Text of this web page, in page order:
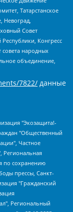
Татарстанское
Невоград,
Совет
Конгресс
народных
объединение,
7822/ данные
"Данное сообщение", Общество с ограниченной ответственностью Издательский дом "Новая глава", Айнбиндер Александра Александровна, Московский комьюнити-центр для ЛГБТ+инициатив, Благотворительный фонд развития филантропии, Deutsche Welle (Германия, Kurt-Schumacher-Strasse 3, 53113 Bonn), Борзунова Мария Михайловна, Воробьев Виктор Викторович, Голубева Анна Львовна, Константинова Алла Михайловна, Малкова Ирина Владимировна, Мурадов Мурад Абдулгалимович, Осетинская Елизавета Николаевна, Понасенков Евгений Николаевич, Ганапольский Матвей Юрьевич, Киселев Евгений Алексеевич, Борухович Ирина Григорьевна, Дремин Иван Тимофеевич, Дубровский Дмитрий Викторович, Красноярская региональная общественная организация поддержки и развития альтернативных образовательных технологий и межкультурных коммуникаций "ИНТЕРРА", Маяковская Екатерина Алексеевна, Фейгин Марк Захарович, Филимонов Андрей Викторович, Дзугкоева Регина Николаевна, Доброхотов Роман Александрович, Дудь Юрий Александрович, Елкин Сергей Владимирович, Кругликов Кирилл Игоревич, Сабунаева Мария Леонидовна, Семенов Алексей Владимирович, Шаинян Карен Багратович, Шульман Екатерина Михайловна, Асафьев Артур Валерьевич, Вахштайн Виктор Семенович, Венедиктов Алексей Алексеевич, Лушникова Екатерина Евгеньевна, Волков Леонид Михайлович, Невзоров Александр Глебович, Пархоменко Сергей Борисович, Сироткин Ярослав Николаевич, Кара-Мурза Владимир Владимирович, Баранова Наталья Владимировна, Гозман Леонид Яковлевич, Кагарлицкий Борис Юльевич, Климарев Михаил Валерьевич, Милов Владимир Станиславович, Автономная некоммерческая организация Краснодарский центр современного искусства "Типография", Моргенштерн Алишер Тагирович, Соболь Любовь Эдуардовна, Общество с ограниченной ответственностью "ЛИЗА НОРМ", Каспаров Гарри Кимович, Ходорковский Михаил Борисович, Общество с ограниченной ответственностью "Апрельские тезисы", Данилович Ирина Брониславовна, Кашин Олег Владимирович, Петров Николай Владимирович, Пивоваров Алексей Владимирович, Соколов Михаил Владимирович, Цветкова Юлия Владимировна, Чичваркин Евгений Александрович, Комитет против пыток/Команда против пыток, Общество с ограниченной ответственностью "Первый научный", Общество с ограниченной ответственностью "Вертолет и ко", Белоцерковская Вероника Борисовна, Кац Максим Евгеньевич, Лазарева Татьяна Юрьевна, Шаведдинов Руслан Табризович, Яшин Илья Валерьевич, Общество с ограниченной ответственностью "Иноагент ААВ", Алешковский Дмитрий Петрович, Альбац Евгения Марковна, Быков Дмитрий Львович, Галямина Юлия Евгеньевна, Лойко Сергей Леонидович, Мартынов Кирилл Константинович, Медведев Сергей Александрович, Крашенинников Федор Геннадиевич, Гордеева Катерина Вл